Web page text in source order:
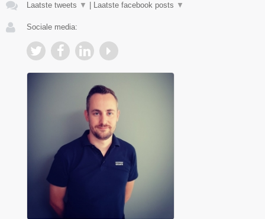
Laatste tweets ▼ Laatste facebook posts ▼
Sociale media: